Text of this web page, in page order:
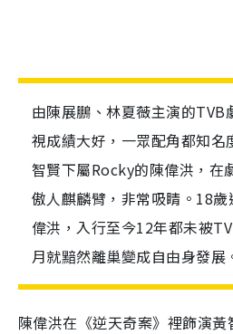
由陳展鵬、林夏薇主演的TVB
視成績大好，一眾配角都知名
智賢下屬Rocky的陳偉洪，在
傲人麒麟臂，非常吸睛。18
偉洪，入行至今12年都未被
月就黯然離巢變成自由身發展
陳偉洪在《逆天奇案》裡飾演黃